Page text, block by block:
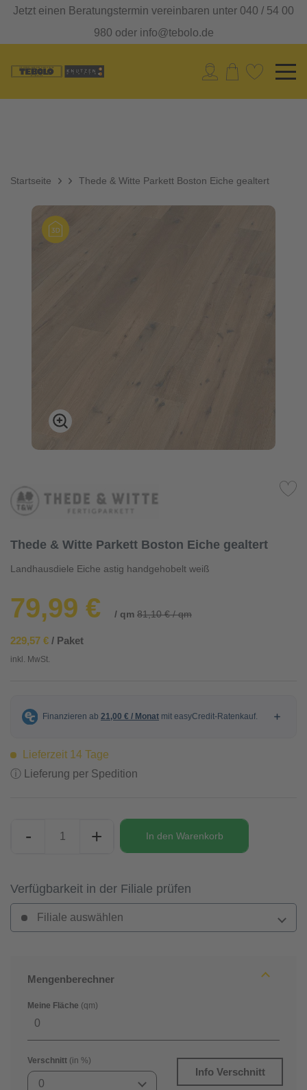
Jetzt einen Beratungstermin vereinbaren unter 040 / 54 00
980 oder info@tebolo.de
Startseite Thede & Witte Parkett Boston Eiche gealtert
Thede & Witte Parkett Boston Eiche gealtert
Landhausdiele Eiche astig handgehobelt weiß
79,99 € / qm 81,10 € / qm
229,57 € / Paket
inkl. MwSt.
Lieferzeit 14 Tage
ⓘ Lieferung per Spedition
- + In den Warenkorb
Verfügbarkeit in der Filiale prüfen
Filiale auswählen
Mengenberechner
Meine Fläche (qm)
Verschnitt (in %)
0
Info Verschnitt